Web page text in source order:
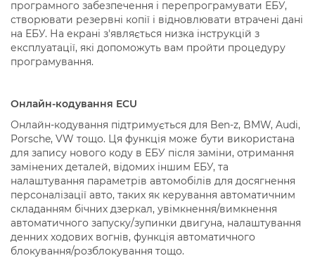
програмного забезпечення і перепрограмувати ЕБУ,
створювати резервні копії і відновлювати втрачені дані
на ЕБУ. На екрані з'являється низка інструкцій з
експлуатації, які допоможуть вам пройти процедуру
програмування.
Онлайн-кодування ECU
Онлайн-кодування підтримується для Ben-z, BMW, Audi,
Porsche, VW тощо. Ця функція може бути використана
для запису нового коду в ЕБУ після заміни, отримання
замінених деталей, відомих іншим ЕБУ, та
налаштування параметрів автомобілів для досягнення
персоналізації авто, таких як керування автоматичним
складанням бічних дзеркал, увімкнення/вимкнення
автоматичного запуску/зупинки двигуна, налаштування
денних ходових вогнів, функція автоматичного
блокування/розблокування тощо.